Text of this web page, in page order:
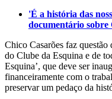
'É a história das
documentário sobre
Chico Casarões faz
do Clube da Esquina e de
Esquina’, que deve ser
financeiramente com o
preservar um pedaço da